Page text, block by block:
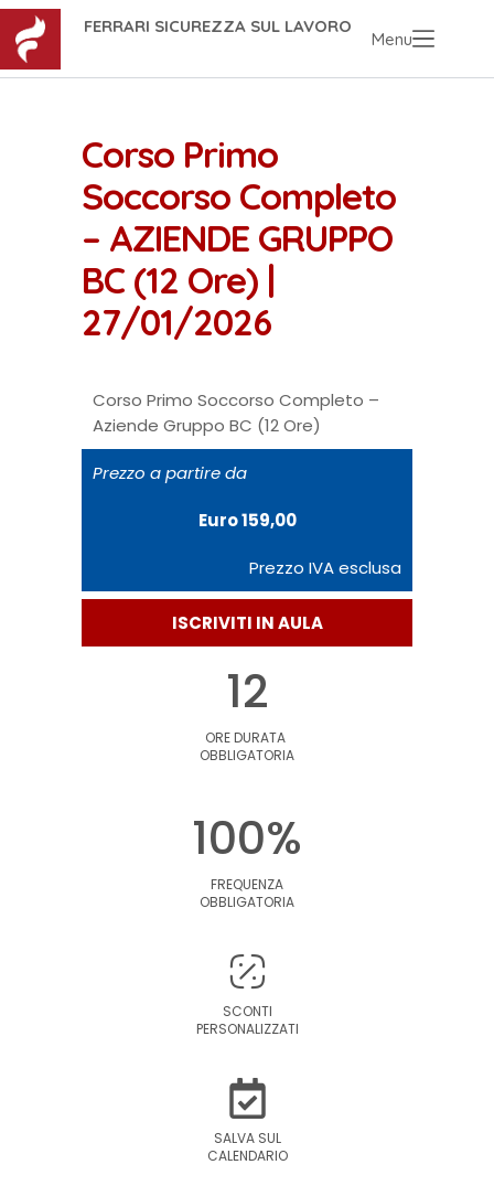
FERRARI SICUREZZA SUL LAVORO
Menu
Corso Primo
Soccorso Completo
– AZIENDE GRUPPO
BC (12 Ore) |
27/01/2026
Corso Primo Soccorso Completo –
Aziende Gruppo BC (12 Ore)
Prezzo a partire da
Euro 159,00
Prezzo IVA esclusa
ISCRIVITI IN AULA
12
ORE DURATA
OBBLIGATORIA
100%
FREQUENZA
OBBLIGATORIA
SCONTI
PERSONALIZZATI
SALVA SUL
CALENDARIO